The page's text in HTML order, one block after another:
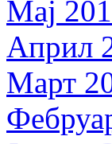
Мај
Април
Март